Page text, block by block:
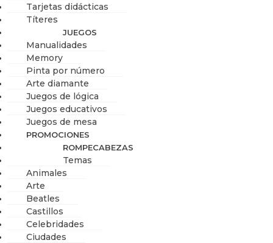
Tarjetas didácticas
Títeres
JUEGOS
Manualidades
Memory
Pinta por número
Arte diamante
Juegos de lógica
Juegos educativos
Juegos de mesa
PROMOCIONES
ROMPECABEZAS
Temas
Animales
Arte
Beatles
Castillos
Celebridades
Ciudades